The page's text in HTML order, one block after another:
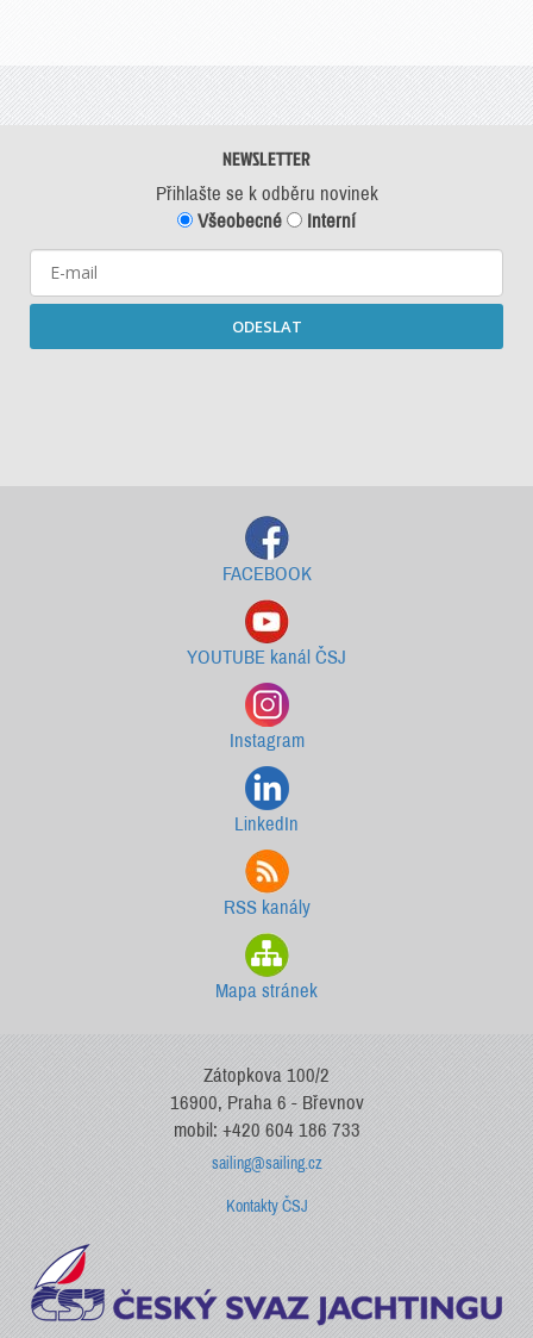
NEWSLETTER
Přihlašte se k odběru novinek
Všeobecné
Interní
ODESLAT
FACEBOOK
YOUTUBE kanál ČSJ
Instagram
LinkedIn
RSS kanály
Mapa stránek
Zátopkova 100/2
16900, Praha 6 - Břevnov
mobil: +420 604 186 733
sailing@sailing.cz
Kontakty ČSJ